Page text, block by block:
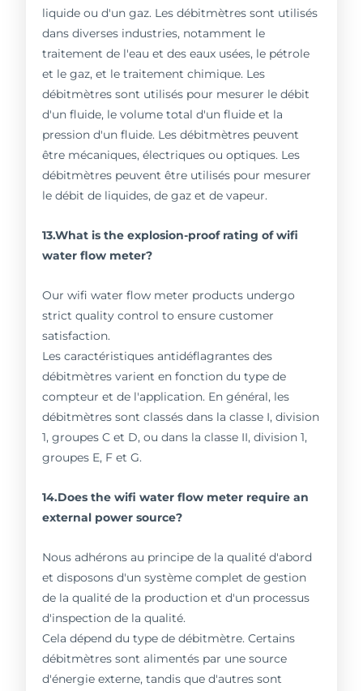
liquide ou d'un gaz. Les débitmètres sont utilisés
dans diverses industries, notamment le
traitement de l'eau et des eaux usées, le pétrole
et le gaz, et le traitement chimique. Les
débitmètres sont utilisés pour mesurer le débit
d'un fluide, le volume total d'un fluide et la
pression d'un fluide. Les débitmètres peuvent
être mécaniques, électriques ou optiques. Les
débitmètres peuvent être utilisés pour mesurer
le débit de liquides, de gaz et de vapeur.
13.What is the explosion-proof rating of wifi
water flow meter?
Our wifi water flow meter products undergo
strict quality control to ensure customer
satisfaction.
Les caractéristiques antidéflagrantes des
débitmètres varient en fonction du type de
compteur et de l'application. En général, les
débitmètres sont classés dans la classe I, division
1, groupes C et D, ou dans la classe II, division 1,
groupes E, F et G.
14.Does the wifi water flow meter require an
external power source?
Nous adhérons au principe de la qualité d'abord
et disposons d'un système complet de gestion
de la qualité de la production et d'un processus
d'inspection de la qualité.
Cela dépend du type de débitmètre. Certains
débitmètres sont alimentés par une source
d'énergie externe, tandis que d'autres sont